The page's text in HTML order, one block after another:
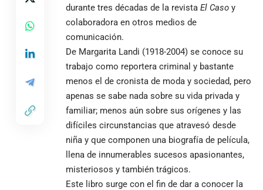
durante tres décadas de la revista El Caso y
colaboradora en otros medios de
comunicación.
De Margarita Landi (1918-2004) se conoce su
trabajo como reportera criminal y bastante
menos el de cronista de moda y sociedad, pero
apenas se sabe nada sobre su vida privada y
familiar; menos aún sobre sus orígenes y las
difíciles circunstancias que atravesó desde
niña y que componen una biografía de película,
llena de innumerables sucesos apasionantes,
misteriosos y también trágicos.
Este libro surge con el fin de dar a conocer la